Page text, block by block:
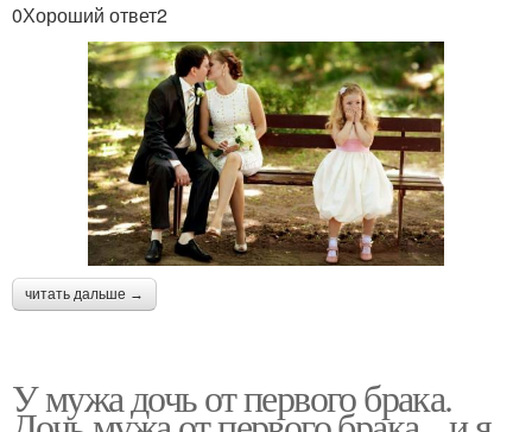
0Хороший ответ2
читать дальше →
У мужа дочь от первого брака.